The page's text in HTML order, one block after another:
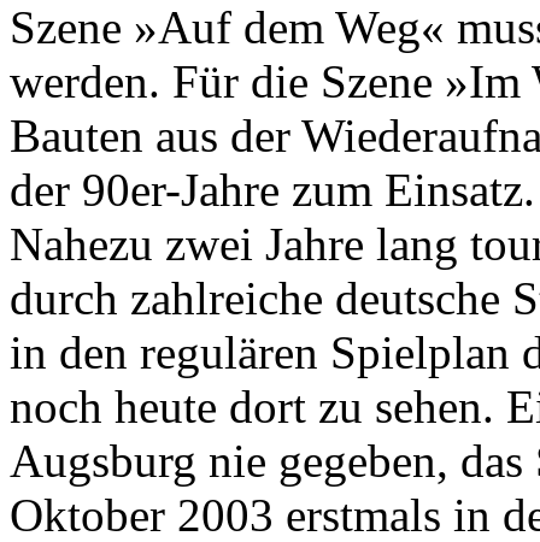
Szene »Auf dem Weg«
werden. Für die Szene »Im
Bauten aus der
der 90er-Jahre zum Einsatz.
Nahezu zwei Jahre lang
durch zahlreiche deutsche
in den regulären Spielplan
noch heute dort zu sehen.
Augsburg nie gegeben,
Oktober 2003 erstmals in